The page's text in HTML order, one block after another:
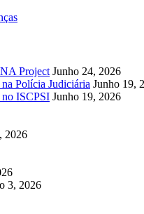
Project Junho 24, 2026
na Polícia Judiciária Junho 19,
no ISCPSI Junho 19, 2026
2026
3, 2026